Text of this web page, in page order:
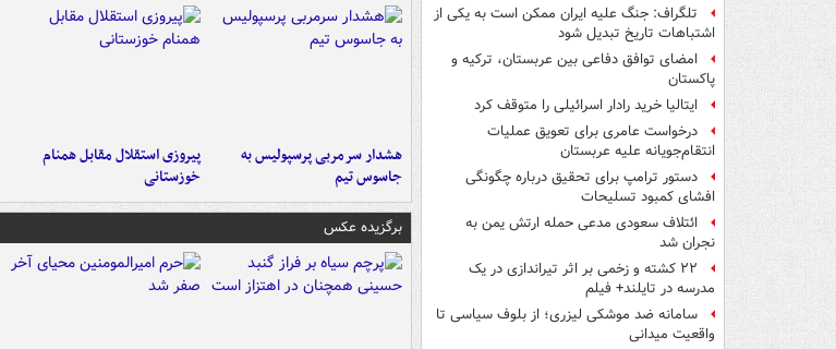
تلگراف: جنگ علیه ایران ممکن است به یکی از
اشتباهات تاریخ تبدیل شود
امضای توافق دفاعی بین عربستان، ترکیه و
پاکستان
ایتالیا خرید رادار اسرائیلی را متوقف کرد
درخواست عامری برای تعویق عملیات
انتقام‌جویانه علیه عربستان
دستور ترامپ برای تحقیق درباره چگونگی
افشای کمبود تسلیحات
ائتلاف سعودی مدعی حمله ارتش یمن به
نجران شد
۲۲ کشته و زخمی بر اثر تیراندازی در یک
مدرسه در تایلند+ فیلم
سامانه ضد موشکی لیزری؛ از بلوف سیاسی تا
واقعیت میدانی
هشدار سرمربی پرسپولیس به
جاسوس تیم
پیروزی استقلال مقابل همنام
خوزستانی
برگزیده عکس